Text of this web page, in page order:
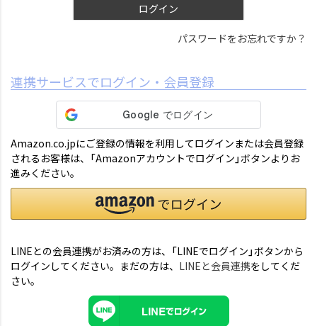
ログイン
パスワードをお忘れですか？
連携サービスでログイン・会員登録
Amazon.co.jpにご登録の情報を利用してログインまたは会員登録
されるお客様は、「Amazonアカウントでログイン」ボタンよりお
進みください。
LINEとの会員連携がお済みの方は、「LINEでログイン」ボタンから
ログインしてください。まだの方は、 LINEと会員連携をしてくだ
さい。